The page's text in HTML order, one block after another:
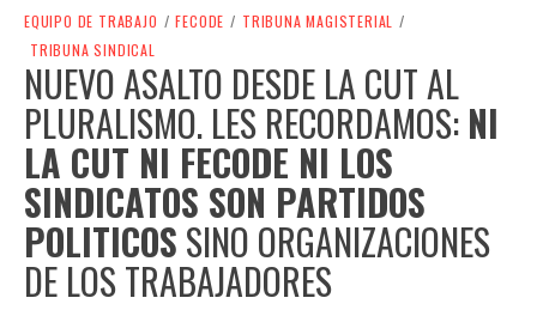
EQUIPO DE TRABAJO / FECODE / TRIBUNA MAGISTERIAL /
TRIBUNA SINDICAL
NUEVO ASALTO DESDE LA CUT AL
PLURALISMO. LES RECORDAMOS: NI
LA CUT NI FECODE NI LOS
SINDICATOS SON PARTIDOS
POLITICOS SINO ORGANIZACIONES
DE LOS TRABAJADORES